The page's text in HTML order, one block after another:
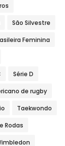
São Silvestre
Feminina
Série D
de rugby
Taekwondo
Rodas